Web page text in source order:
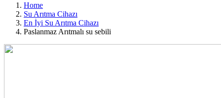
Home
Su Arıtma Cihazı
En İyi Su Arıtma Cihazı
Paslanmaz Arıtmalı su sebili